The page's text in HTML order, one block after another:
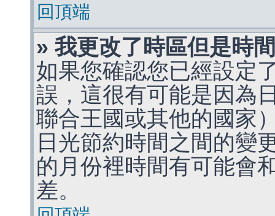
回頂端
» 我更改了時區但是時
如果您確認您已經設定
誤，這很有可能是因為
聯合王國或其他的國家
日光節約時間之間的變
的月份裡時間有可能會
差。